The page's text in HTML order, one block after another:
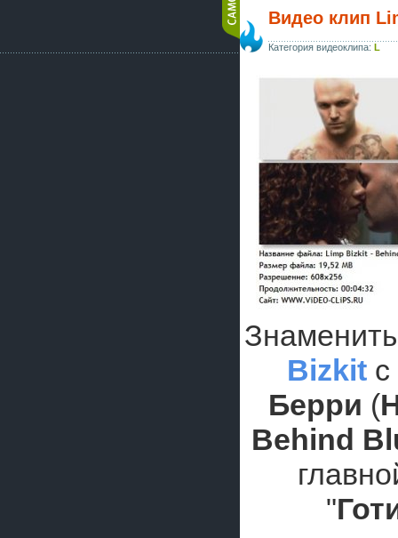
Видео клип
Категория видеоклипа: L
Bizkit
Берри (
Behind
"